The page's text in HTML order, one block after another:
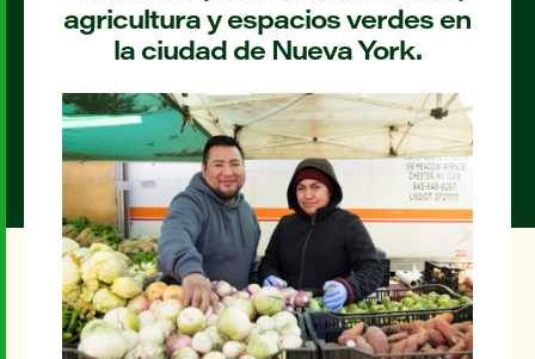
agricultura y espacios verdes en
la ciudad de Nueva York.